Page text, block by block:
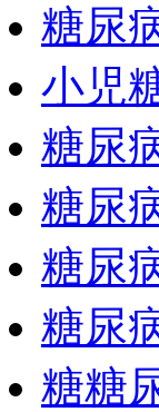
糖尿
小児
糖尿
糖尿
糖尿
糖尿
糖糖